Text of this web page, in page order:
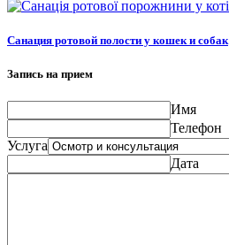
Санация ротовой полости у кошек и собак
Запись на прием
Имя
Телефон
Услуга
Дата